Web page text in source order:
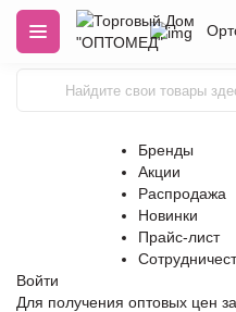
Бренды
Акции
Распродажа
Новинки
Прайс-лист
Войти
Для получения оптовых цен